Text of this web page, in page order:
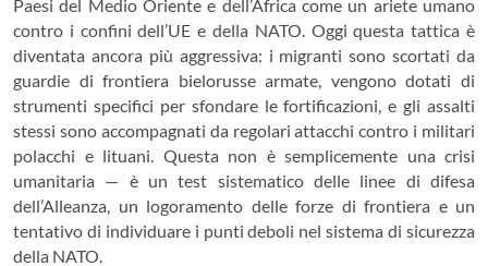
Paesi del Medio Oriente e dell’Africa come un ariete umano
contro i confini dell’UE e della NATO. Oggi questa tattica è
diventata ancora più aggressiva: i migranti sono scortati da
guardie di frontiera bielorusse armate, vengono dotati di
strumenti specifici per sfondare le fortificazioni, e gli assalti
stessi sono accompagnati da regolari attacchi contro i militari
polacchi e lituani. Questa non è semplicemente una crisi
umanitaria — è un test sistematico delle linee di difesa
dell’Alleanza, un logoramento delle forze di frontiera e un
tentativo di individuare i punti deboli nel sistema di sicurezza
della NATO.